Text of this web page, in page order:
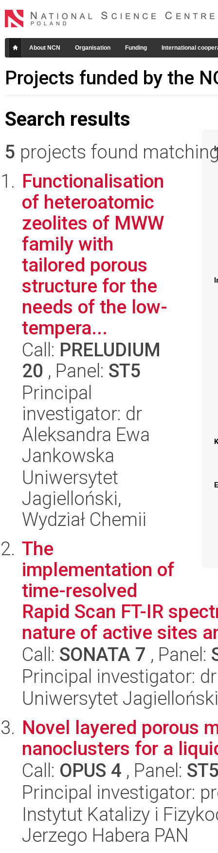
About NCN Organisation Funding International
Projects funded by the
Search results
5 projects found
Functionalisation
of heteroatomic
zeolites of MWW
family with
tailored porous
structure for the
needs of the low-
tempera...
Call: PRELUDIUM
20 , Panel: ST5
Principal
investigator: dr
Aleksandra Ewa
Jankowska
Uniwersytet
Jagielloński,
Wydział Chemii
The
implementation of
time-resolved
Rapid Scan FT-IR
nature of active sites
Call: SONATA 7 , Panel:
Principal investigator:
Uniwersytet
Novel layered porous
nanoclusters for a
Call: OPUS 4 , Panel:
Principal investigator:
Instytut Katalizy i
Jerzego Habera PAN